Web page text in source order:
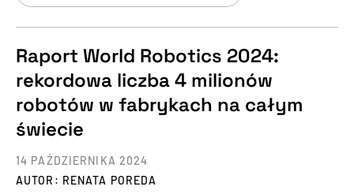
Raport World Robotics 2024:
rekordowa liczba 4 milionów
robotów w fabrykach na całym
świecie
AUTOR: RENATA POREDA
14 PAŹDZIERNIKA 2024